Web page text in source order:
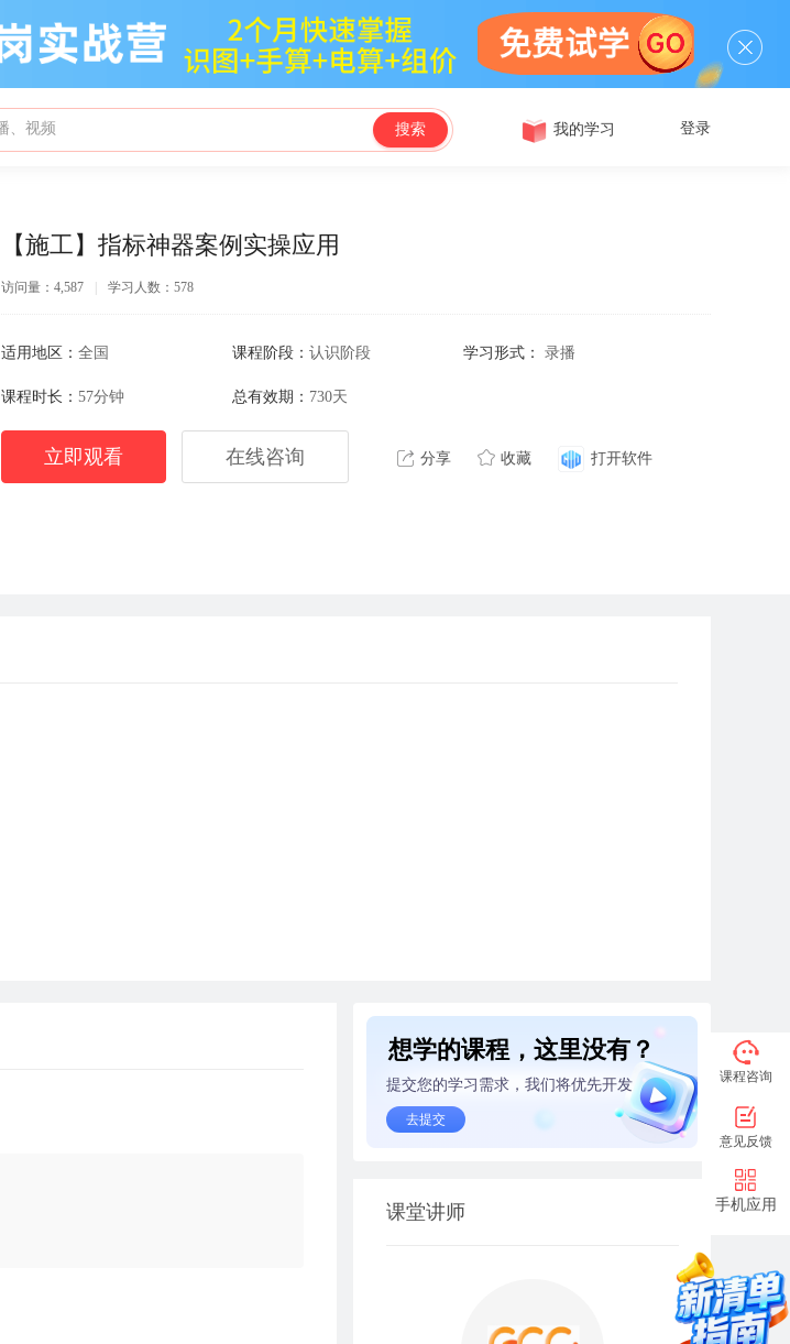
搜索 我的学习 登录
【施工】指标神器案例实操应用
访问量：4,587 学习人数：578
适用地区： 全国 课程阶段： 认识阶段 学习形式： 录播
课程时长： 57分钟 总有效期： 730天
立即观看 在线咨询 分享 收藏 打开软件
想学的课程，这里没有？
提交您的学习需求，我们将优先开发
去提交
课堂讲师
课程咨询
意见反馈
手机应用